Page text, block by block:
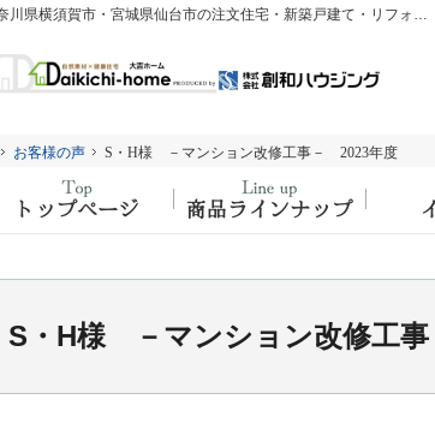
ホーム
お客様の声 S・H様 －マンション改修工事－ 2023年度
S・H様 －マンション改修工
神奈川県横須賀市・宮城県仙台市の注文住宅・新築戸建て・リフォームを手がける工務店なら大吉ホーム PRODUCED by 創和ハウジング
ホーム
お客様の声 S・H様 －マンション改修工事－ 2023年度